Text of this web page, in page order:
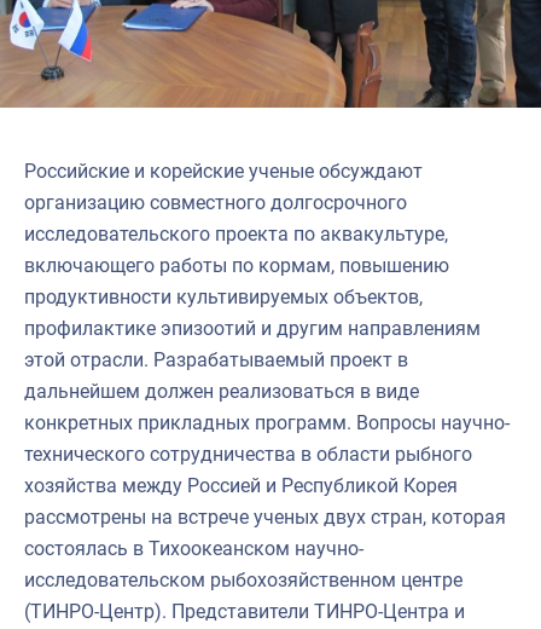
Российские и корейские ученые обсуждают
организацию совместного долгосрочного
исследовательского проекта по аквакультуре,
включающего работы по кормам, повышению
продуктивности культивируемых объектов,
профилактике эпизоотий и другим направлениям
этой отрасли. Разрабатываемый проект в
дальнейшем должен реализоваться в виде
конкретных прикладных программ. Вопросы научно-
технического сотрудничества в области рыбного
хозяйства между Россией и Республикой Корея
рассмотрены на встрече ученых двух стран, которая
состоялась в Тихоокеанском научно-
исследовательском рыбохозяйственном центре
(ТИНРО-Центр). Представители ТИНРО-Центра и